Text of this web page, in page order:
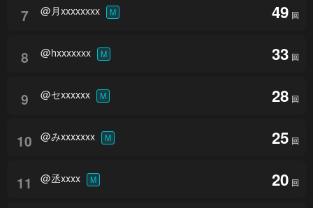
7 @月xxxxxxxx M 49 回
8 @hxxxxxxx M 33 回
9 @セxxxxxx M 28 回
10 @みxxxxxxx M 25 回
11 @丞xxxx M 20 回